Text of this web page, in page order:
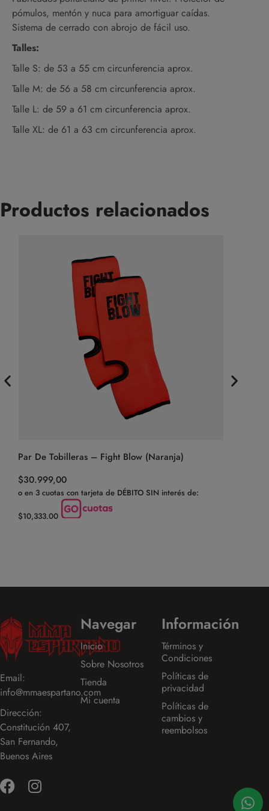
pómulos, mentón y nuca para amortiguar caídas.
Sistema de cerrado con abrojo de fácil uso.
Talles:
Talle S: de 53 a 55 cm circunferencia aprox.
Talle M: de 56 a 58 cm circunferencia aprox.
Talle L: de 59 a 61 cm circunferencia aprox.
Talle XL: de 61 a 63 cm circunferencia aprox.
Productos relacionados
Par De Tobilleras – Fight Blow (Naranja)
$30.999,00
o en 3 cuotas con tarjeta de DÉBITO SIN interés de:
$10,333.00
Email:
info@mmaespartano.com
Dirección:
Constitución 407,
San Fernando,
Buenos Aires
Navegar
Inicio
Sobre Nosotros
Tienda
Mi cuenta
Información
Términos y
Condiciones
Políticas de
privacidad
Políticas de
cambios y
reembolsos